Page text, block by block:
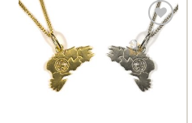
Ajouter
aux
favoris